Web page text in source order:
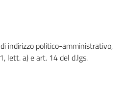
indirizzo politico-amministrativo,
lett. a) e art. 14 del d.lgs.